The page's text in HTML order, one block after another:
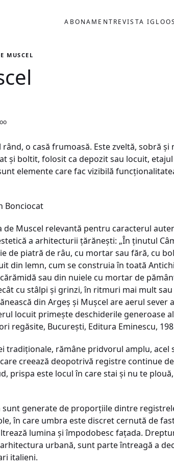
ABONAMENTREVISTA IGLOO
MUSCEL
rând, o casă frumoasă. Este zveltă, sobră
şi boltit, folosit ca depozit sau locuit,
elemente care fac vizibilă
Bonciocat
de Muscel relevantă pentru caracterul
a arhitecturii ţărăneşti: „În ţinutul
de piatră de râu, cu mortar sau fără, cu
din lemn, cum se construia în toată
sau din nuiele cu mortar de
cu stâlpi şi grinzi, în ritmuri mai mult
din Argeş şi Muşcel are aerul
locuit primeşte deschiderile generoase
regăsite, Bucureşti, Editura Eminescu,
tradiţionale, rămâne pridvorul amplu, acel
creează deopotrivă registre continue
prispa este locul în care stai şi nu te
sunt generate de proporţiile dintre
în care umbra este discret cernută de
lumina şi împodobesc faţada.
urbană, sunt parte întreagă a
italieni.